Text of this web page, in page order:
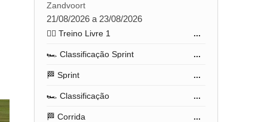
Zandvoort
21/08/2026 a 23/08/2026
🏋️‍♂️ Treino Livre 1 ...
🏎️ Classificação Sprint ...
🏁 Sprint ...
🏎️ Classificação ...
🏁 Corrida ...